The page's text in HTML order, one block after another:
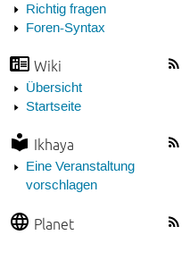
Richtig fragen
Foren-Syntax
Wiki
Übersicht
Startseite
Ikhaya
Eine Veranstaltung
vorschlagen
Planet